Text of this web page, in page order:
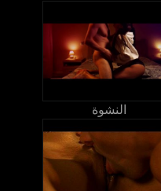
النشوة